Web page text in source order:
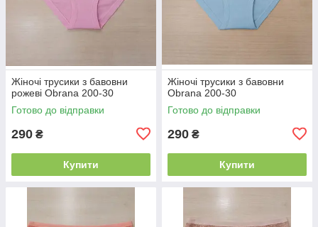
Жіночі трусики з бавовни
рожеві Obrana 200-30
Готово до відправки
290 ₴
Купити
Жіночі трусики з бавовни
Obrana 200-30
Готово до відправки
290 ₴
Купити